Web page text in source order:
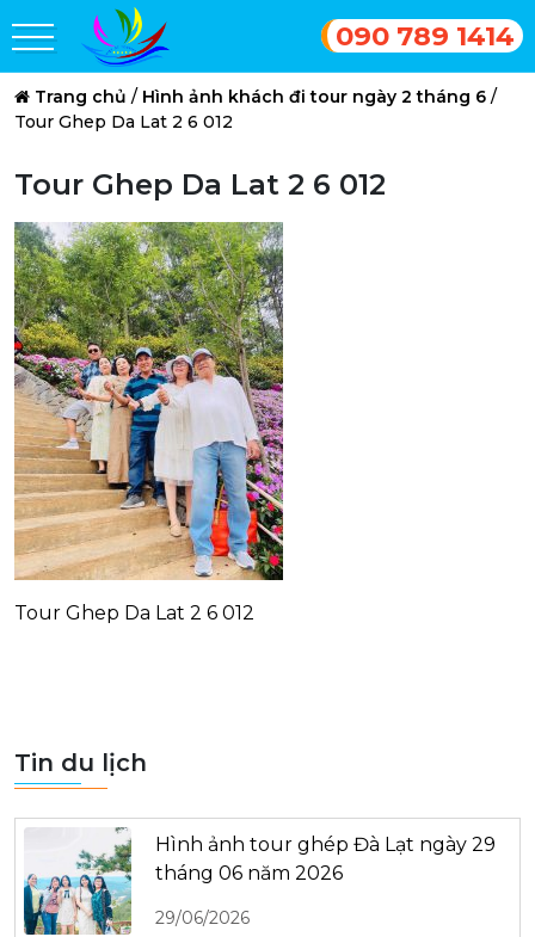
090 789 1414
Trang chủ / Hình ảnh khách đi tour ngày 2 tháng 6 /
Tour Ghep Da Lat 2 6 012
Tour Ghep Da Lat 2 6 012
Tour Ghep Da Lat 2 6 012
Tin du lịch
Hình ảnh tour ghép Đà Lạt ngày 29
tháng 06 năm 2026
29/06/2026